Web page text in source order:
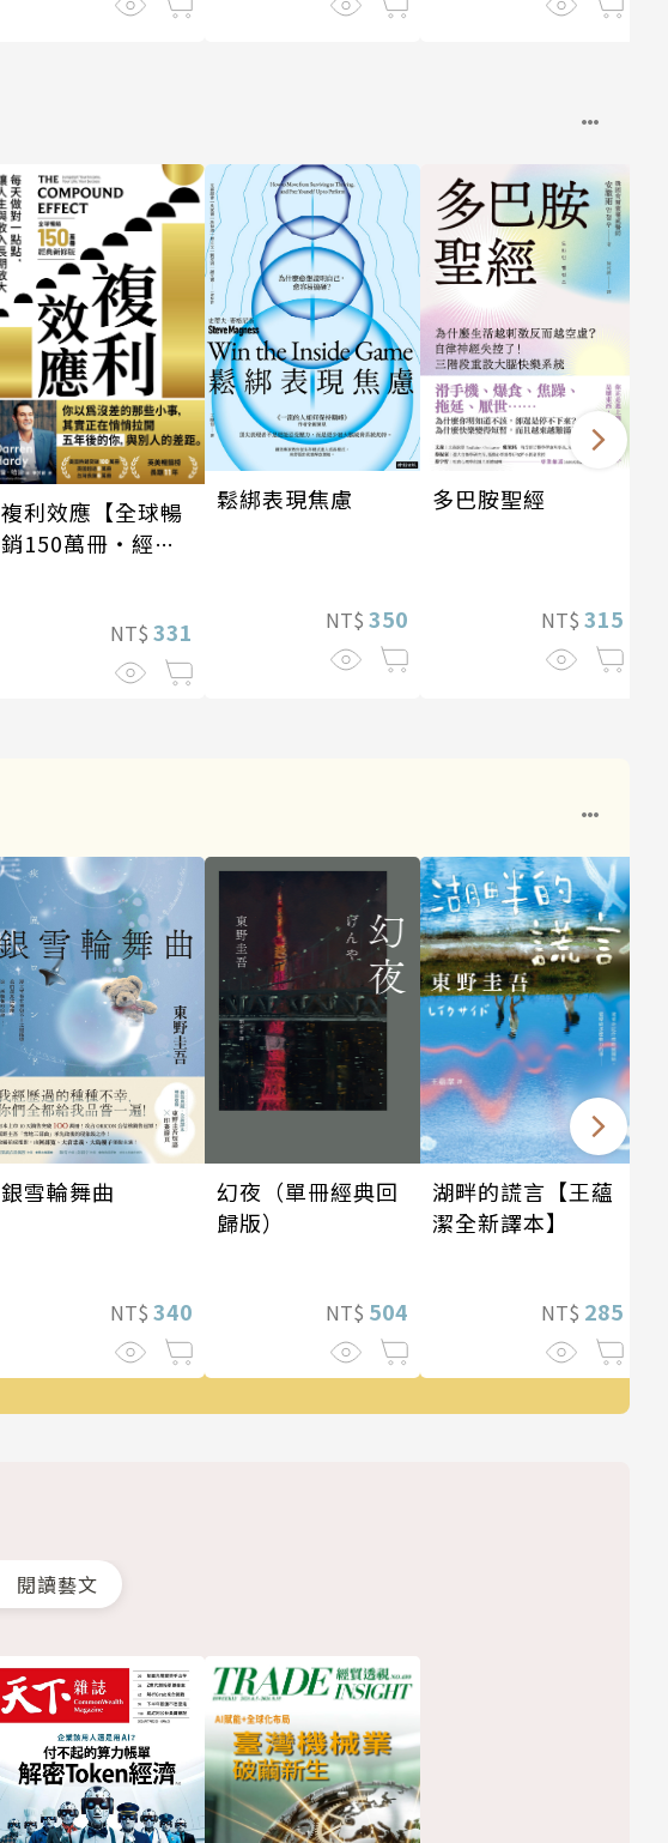
複利效應【全球暢
銷150萬冊・經典
NT$ 331
鬆綁表現焦慮
NT$ 350
多巴胺聖經
NT$ 315
銀雪輪舞曲
NT$ 340
幻夜（單冊經典回
歸版）
NT$ 504
湖畔的謊言【王蘊
潔全新譯本】
NT$ 285
閱讀藝文